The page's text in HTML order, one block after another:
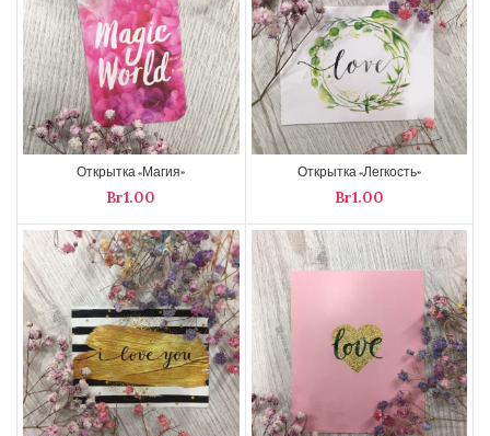
Открытка «Магия»
Br
Открытка «Легкость»
Br